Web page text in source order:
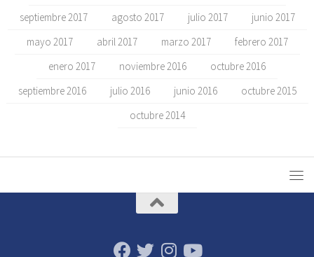
septiembre 2017
agosto 2017 julio 2017
junio 2017
mayo 2017
abril 2017 marzo 2017
febrero 2017
enero 2017
noviembre 2016
octubre 2016
septiembre 2016
julio 2016 junio 2016
octubre 2015
octubre 2014